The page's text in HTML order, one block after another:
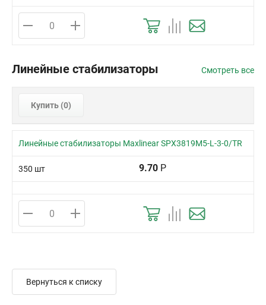
Линейные стабилизаторы Смотреть все
Купить (0)
Линейные стабилизаторы Maxlinear SPX3819M5-L-3-0/TR
350 шт 9.70 Р
Вернуться к списку